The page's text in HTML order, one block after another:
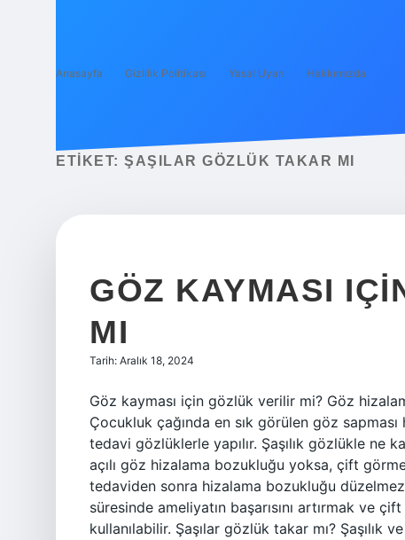
Anasayfa Gizlilik Politikası Yasal Uyarı Hakkımızda
ETIKET: ŞAŞILAR GÖZLÜK TAKAR MI
GÖZ KAYMASI
MI
Tarih: Aralık 18, 2024
Göz kayması için gözlük verilir mi? Göz
Çocukluk çağında en sık görülen göz
tedavi gözlüklerle yapılır. Şaşılık gözlükle ne
açılı göz hizalama bozukluğu yoksa, çift
tedaviden sonra hizalama bozukluğu
süresinde ameliyatın başarısını artırmak ve
kullanılabilir. Şaşılar gözlük takar mı? Şaşılık